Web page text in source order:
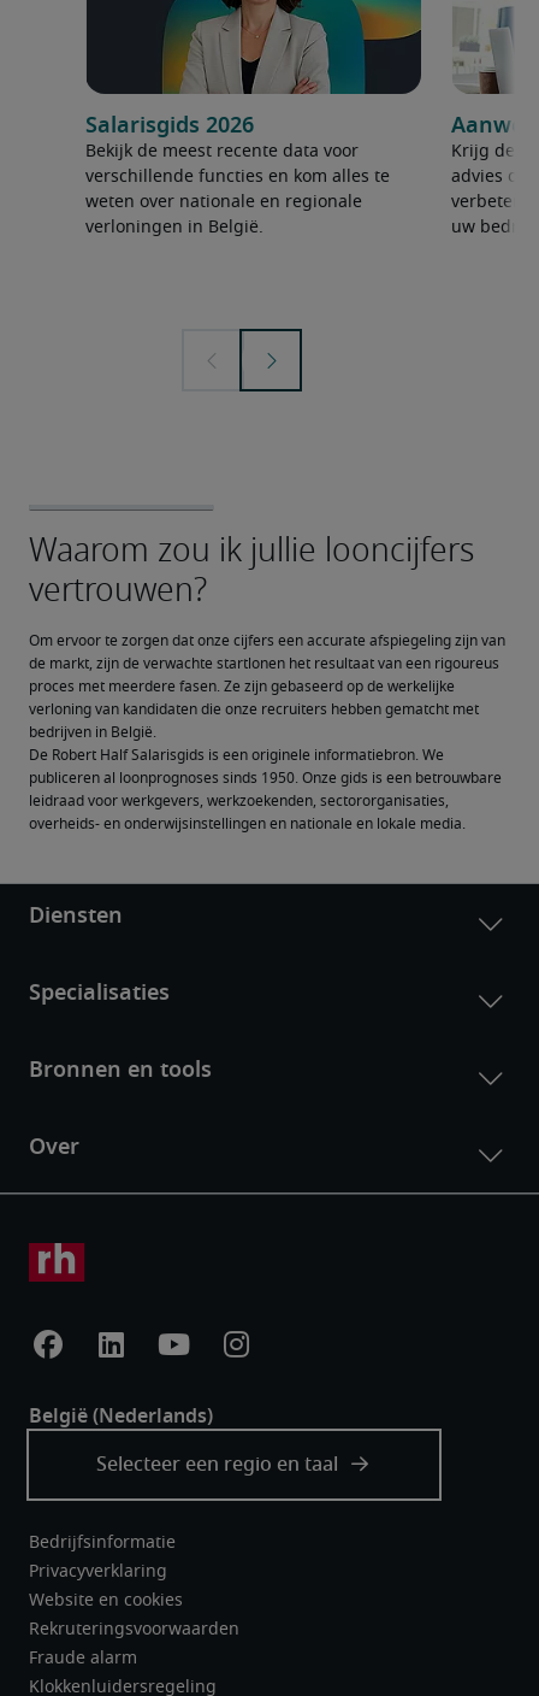
Salarisgids 2026
Bekijk de meest recente data voor
verschillende functies en kom alles te
weten over nationale en regionale
verloningen in België.
Krijg de
advies
uw bedrijf
Om ervoor te zorgen dat onze cijfers een accurate afspiegeling zijn van
de markt, zijn de verwachte startlonen het resultaat van een rigoureus
proces met meerdere fasen. Ze zijn gebaseerd op de werkelijke
verloning van kandidaten die onze recruiters hebben gematcht met
bedrijven in België.
De Robert Half Salarisgids is een originele informatiebron. We
publiceren al loonprognoses sinds 1950. Onze gids is een betrouwbare
leidraad voor werkgevers, werkzoekenden, sectororganisaties,
overheids- en onderwijsinstellingen en nationale en lokale media.
Bedrijfsinformatie
Privacyverklaring
Website en cookies
Rekruteringsvoorwaarden
Fraude alarm
Klokkenluidersregeling